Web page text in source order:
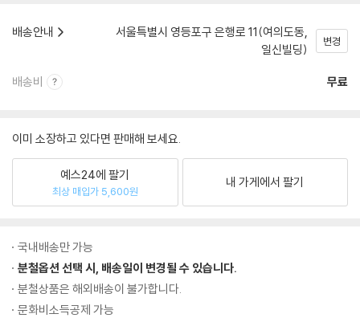
배송안내
서울특별시 영등포구 은행로 11(여의도동,
일신빌딩)
변경
배송비 무료
이미 소장하고 있다면 판매해 보세요.
예스24에 팔기
최상 매입가 5,600원
내 가게에서 팔기
국내배송만 가능
분철옵션 선택 시, 배송일이 변경될 수 있습니다.
분철상품은 해외배송이 불가합니다.
문화비소득공제 가능